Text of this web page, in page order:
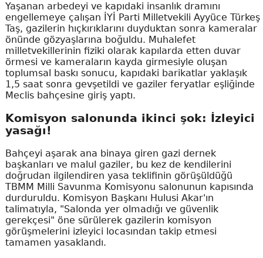
Yaşanan arbedeyi ve kapıdaki insanlık dramını
engellemeye çalışan İYİ Parti Milletvekili Ayyüce Türkeş
Taş, gazilerin hıçkırıklarını duyduktan sonra kameralar
önünde gözyaşlarına boğuldu. Muhalefet
milletvekillerinin fiziki olarak kapılarda etten duvar
örmesi ve kameraların kayda girmesiyle oluşan
toplumsal baskı sonucu, kapıdaki barikatlar yaklaşık
1,5 saat sonra gevşetildi ve gaziler feryatlar eşliğinde
Meclis bahçesine giriş yaptı.
Komisyon salonunda ikinci şok: İzleyici
yasağı!
Bahçeyi aşarak ana binaya giren gazi dernek
başkanları ve malul gaziler, bu kez de kendilerini
doğrudan ilgilendiren yasa teklifinin görüşüldüğü
TBMM Milli Savunma Komisyonu salonunun kapısında
durduruldu. Komisyon Başkanı Hulusi Akar'ın
talimatıyla, "Salonda yer olmadığı ve güvenlik
gerekçesi" öne sürülerek gazilerin komisyon
görüşmelerini izleyici locasından takip etmesi
tamamen yasaklandı.